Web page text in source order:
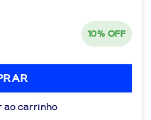
10% OFF
ao carrinho